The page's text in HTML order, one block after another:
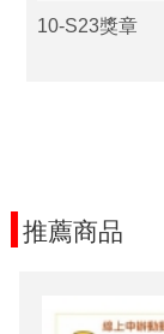
10-S23獎章
推薦商品